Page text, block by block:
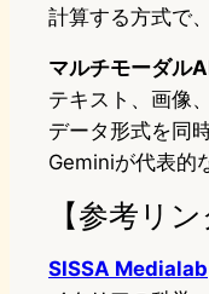
計算する方式で
マルチモーダル
テキスト、画像
データ形式を同
Geminiが代表的
【参考リン
SISSA Medialab